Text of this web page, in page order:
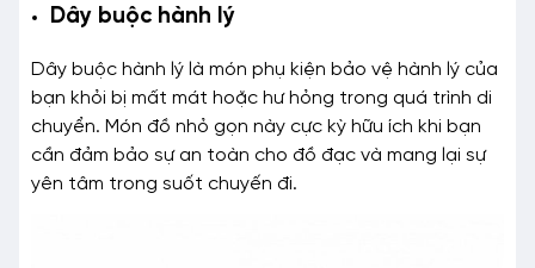
Dây buộc hành lý
Dây buộc hành lý là món phụ kiện bảo vệ hành lý của
bạn khỏi bị mất mát hoặc hư hỏng trong quá trình di
chuyển. Món đồ nhỏ gọn này cực kỳ hữu ích khi bạn
cần đảm bảo sự an toàn cho đồ đạc và mang lại sự
yên tâm trong suốt chuyến đi.